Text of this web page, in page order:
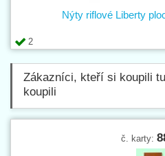
2
Nýty riflové Liberty
Zákazníci, kteří si koupili
koupili
č. karty: